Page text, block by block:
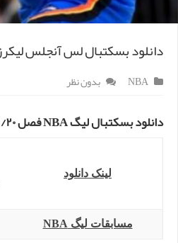
دانلود بسکتبال لس آنجلس
NBA بدون نظر
دانلود بسکتبال لیگ NBA فصل ۲۰۱۹/۲۰ لس آنجلس لیکرز – اوکلاهما سیتی تاندر ۱۶ مرداد ۹۹
لینک دانلود
مسابقات لیگ NBA